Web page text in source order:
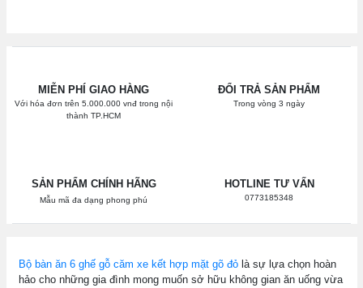
MIỄN PHÍ GIAO HÀNG
Với hóa đơn trên 5.000.000 vnđ trong nội
thành TP.HCM
ĐỔI TRẢ SẢN PHẨM
Trong vòng 3 ngày
SẢN PHẨM CHÍNH HÃNG
Mẫu mã đa dạng phong phú
HOTLINE TƯ VẤN
0773185348
Bộ bàn ăn 6 ghế gỗ căm xe kết hợp mặt gõ đỏ là sự lựa chọn hoàn
hảo cho những gia đình mong muốn sở hữu không gian ăn uống vừa